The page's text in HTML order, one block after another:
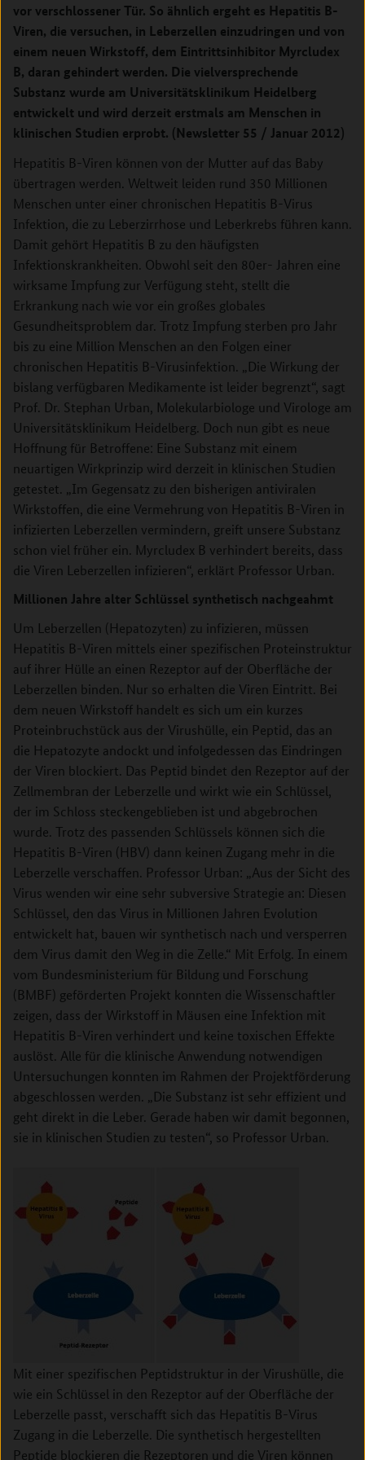
vor verschlossener Tür. So ähnlich ergeht es Hepatitis B-
Viren, die versuchen, in Leberzellen einzudringen und von
einem neuen Wirkstoff, dem Eintrittsinhibitor Myrcludex
B, daran gehindert werden. Die vielversprechende
Substanz wurde am Universitätsklinikum Heidelberg
entwickelt und wird derzeit erstmals am Menschen in
klinischen Studien erprobt. (Newsletter 55 / Januar 2012)
Hepatitis B-Viren können von der Mutter auf das Baby
übertragen werden. Weltweit leiden rund 350 Millionen
Menschen unter einer chronischen Hepatitis B-Virus
Infektion, die zu Leberzirrhose und Leberkrebs führen kann.
Damit gehört Hepatitis B zu den häufigsten
Infektionskrankheiten. Obwohl seit den 80er- Jahren eine
wirksame Impfung zur Verfügung steht, stellt die
Erkrankung nach wie vor ein großes globales
Gesundheitsproblem dar. Trotz Impfung sterben pro Jahr
bis zu eine Million Menschen an den Folgen einer
chronischen Hepatitis B-Virusinfektion. „Die Wirkung der
bislang verfügbaren Medikamente ist leider begrenzt“, sagt
Prof. Dr. Stephan Urban, Molekularbiologe und Virologe am
Universitätsklinikum Heidelberg. Doch nun gibt es neue
Hoffnung für Betroffene: Eine Substanz mit einem
neuartigen Wirkprinzip wird derzeit in klinischen Studien
getestet. „Im Gegensatz zu den bisherigen antiviralen
Wirkstoffen, die eine Vermehrung von Hepatitis B-Viren in
infizierten Leberzellen vermindern, greift unsere Substanz
schon viel früher ein. Myrcludex B verhindert bereits, dass
die Viren Leberzellen infizieren“, erklärt Professor Urban.
Millionen Jahre alter Schlüssel synthetisch nachgeahmt
Um Leberzellen (Hepatozyten) zu infizieren, müssen
Hepatitis B-Viren mittels einer spezifischen Proteinstruktur
auf ihrer Hülle an einen Rezeptor auf der Oberfläche der
Leberzellen binden. Nur so erhalten die Viren Eintritt. Bei
dem neuen Wirkstoff handelt es sich um ein kurzes
Proteinbruchstück aus der Virushülle, ein Peptid, das an
die Hepatozyte andockt und infolgedessen das Eindringen
der Viren blockiert. Das Peptid bindet den Rezeptor auf der
Zellmembran der Leberzelle und wirkt wie ein Schlüssel,
der im Schloss steckengeblieben ist und abgebrochen
wurde. Trotz des passenden Schlüssels können sich die
Hepatitis B-Viren (HBV) dann keinen Zugang mehr in die
Leberzelle verschaffen. Professor Urban: „Aus der Sicht des
Virus wenden wir eine sehr subversive Strategie an: Diesen
Schlüssel, den das Virus in Millionen Jahren Evolution
entwickelt hat, bauen wir synthetisch nach und versperren
dem Virus damit den Weg in die Zelle.“ Mit Erfolg. In einem
vom Bundesministerium für Bildung und Forschung
(BMBF) geförderten Projekt konnten die Wissenschaftler
zeigen, dass der Wirkstoff in Mäusen eine Infektion mit
Hepatitis B-Viren verhindert und keine toxischen Effekte
auslöst. Alle für die klinische Anwendung notwendigen
Untersuchungen konnten im Rahmen der Projektförderung
abgeschlossen werden. „Die Substanz ist sehr effizient und
geht direkt in die Leber. Gerade haben wir damit begonnen,
sie in klinischen Studien zu testen“, so Professor Urban.
Mit einer spezifischen Peptidstruktur in der Virushülle, die
wie ein Schlüssel in den Rezeptor auf der Oberfläche der
Leberzelle passt, verschafft sich das Hepatitis B-Virus
Zugang in die Leberzelle. Die synthetisch hergestellten
Peptide blockieren die Rezeptoren und die Viren können